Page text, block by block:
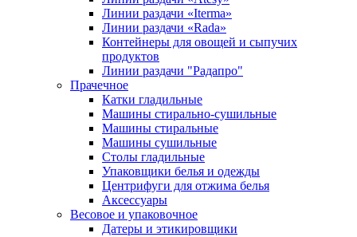
Линии раздачи «Iterma»
Линии раздачи «Rada»
Контейнеры для овощей и сыпучих
продуктов
Линии раздачи "Радапро"
Прачечное
Катки гладильные
Машины стирально-сушильные
Машины стиральные
Машины сушильные
Столы гладильные
Упаковщики белья и одежды
Центрифуги для отжима белья
Аксессуары
Весовое и упаковочное
Датеры и этикировщики